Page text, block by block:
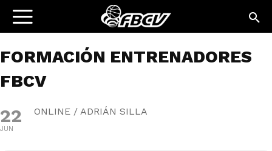
FORMACIÓN ENTRENADORES
FBCV
22
JUN
ONLINE / ADRIÁN SILLA